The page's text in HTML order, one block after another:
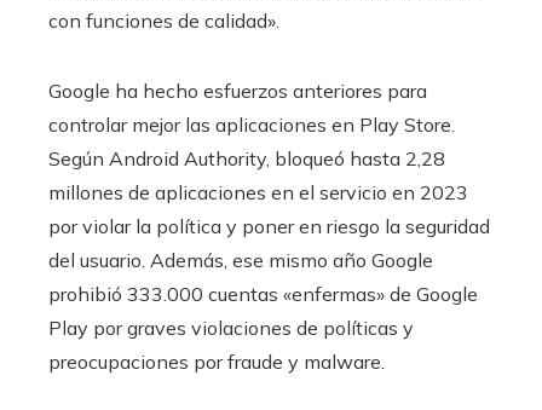
con funciones de calidad».
Google ha hecho esfuerzos anteriores para
controlar mejor las aplicaciones en Play Store.
Según Android Authority, bloqueó hasta 2,28
millones de aplicaciones en el servicio en 2023
por violar la política y poner en riesgo la seguridad
del usuario. Además, ese mismo año Google
prohibió 333.000 cuentas «enfermas» de Google
Play por graves violaciones de políticas y
preocupaciones por fraude y malware.